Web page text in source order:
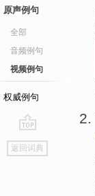
原声例句
全部
音频例句
视频例句
权威例句
go
top
返回词典